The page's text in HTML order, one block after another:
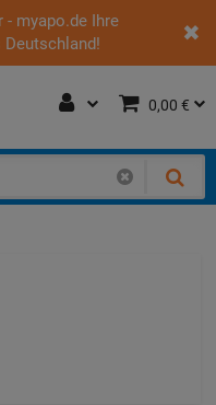
- myapo.de Ihre
0,00 €